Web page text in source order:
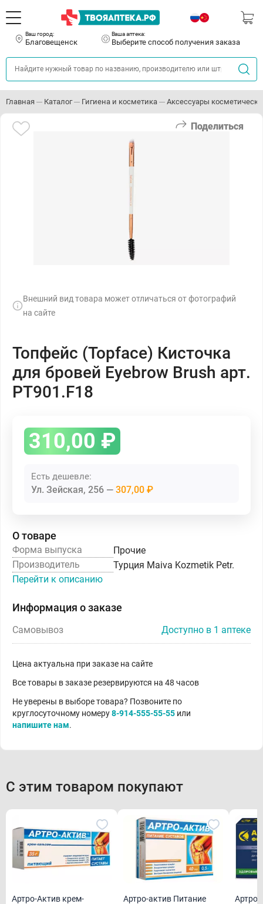
Ваш город:
Благовещенск
Ваша аптека:
Выберите способ получения заказа
Главная Каталог Гигиена и косметика Аксессуары
Поделиться
Внешний вид товара может отличаться от фотографий
на сайте
Топфейс (Topface) Кисточка
для бровей Eyebrow Brush арт.
PT901.F18
310,00 ₽
Есть дешевле:
Ул. Зейская, 256 307,00 ₽
О товаре
Форма выпуска
Прочие
Производитель
Турция Maiva Kozmetik Petr.
Перейти к описанию
Информация о заказе
Самовывоз Доступно в 1 аптеке
Цена актуальна при заказе на сайте
Все товары в заказе резервируются на 48 часов
Не уверены в выборе товара? Позвоните по
круглосуточному номеру8-914-555-55-55 или
напишите нам.
С этим товаром покупают
Артро-Актив крем-
Артро-актив Питание
Артроцин форте